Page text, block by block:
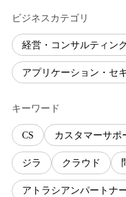
ビジネスカテゴリ
経営・コンサルティン
アプリケーション・セ
キーワード
CS カスタマーサポ
ジラ クラウド
アトラシアンパートナ